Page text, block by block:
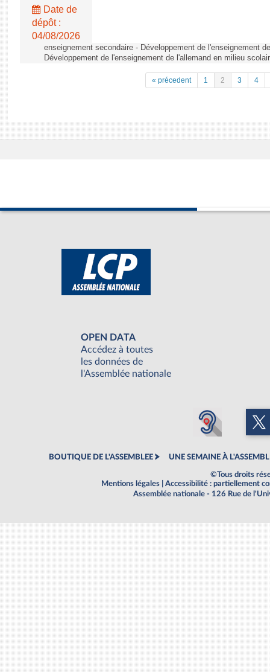
Date de
dépôt :
04/08/2026
enseignement secondaire - Développement de l'enseignement
Développement de l'enseignement de l'allemand en milieu
« précedent 1 2 3 4
OPEN DATA
Accédez à toutes
les données de
l'Assemblée nationale
BOUTIQUE DE L'ASSEMBLEE UNE SEMAINE À
©Tous droits
Mentions légales
Accessibilité : partiellement
Assemblée nationale - 126 Rue de